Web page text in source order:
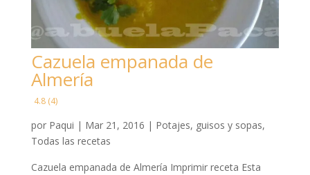
Cazuela empanada de
Almería
4.8 (4)
por Paqui | Mar 21, 2016 | Potajes, guisos y sopas,
Todas las recetas
Cazuela empanada de Almería Imprimir receta Esta